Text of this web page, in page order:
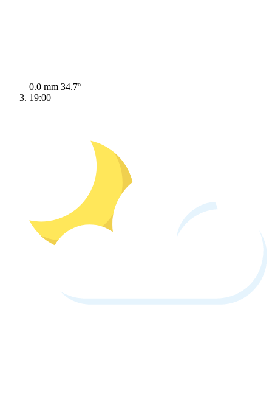
0.0 mm 34.7º
19:00